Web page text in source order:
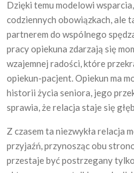
Dzięki temu modelowi
codziennych obowiązkach, ale
partnerem do wspólnego
pracy opiekuna zdarzają się
wzajemnej radości, które
opiekun-pacjent. Opiekun ma
historii życia seniora, jego
sprawia, że relacja staje się
Z czasem ta niezwykła relacja
przyjaźń, przynosząc obu
przestaje być postrzegany